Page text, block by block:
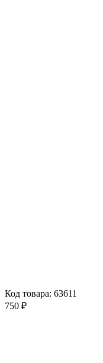
Код товара: 63611
750 ₽